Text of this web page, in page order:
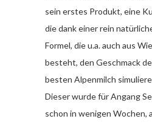
sein erstes Produkt, eine
die dank einer rein
Formel, die u.a. auch aus
besteht, den Geschmack
besten Alpenmilch
Dieser wurde für Angang
schon in wenigen Wochen,